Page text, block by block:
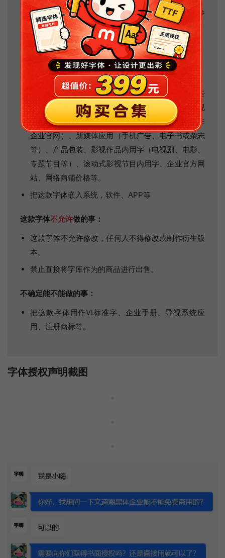
下面的字体使用范围猫啃网根据经验总结的，仅供参
考，如有特殊需求或疑问，请联系字体作者咨询。
这款字体允许做的事：
这款字体允许商业发布，商业发布的类型其中包括：
手册（宣传册、楼书、说明书等）、海报（易拉宝、
背景板、促销单张等）、平面广告（报纸及杂志广告
等）、户外广告（车身、立柱及站台广告等）、影视
广告（TVC、宣传片、视频短片等）、网络广告（非
企业官网）、新媒体应用（手机广告、电子书或杂志
等）、产品包装、影视作品内用字（电视剧、电影、
专题节目等）、滚动式影视节目内用字、企业官方网
站、网络商铺价格等。
把这款字体嵌入系统，软件、APP等
这款字体不允许做的事：
这款字体不允许修改，任何人不得修改或制作衍生版
本。
禁止直接将字库作为的商品进行出售。
不确定能不能做的事：
把这款字体用作VI标准字、企业手册、导视系统应
用、注册商标等。
字体授权声明截图